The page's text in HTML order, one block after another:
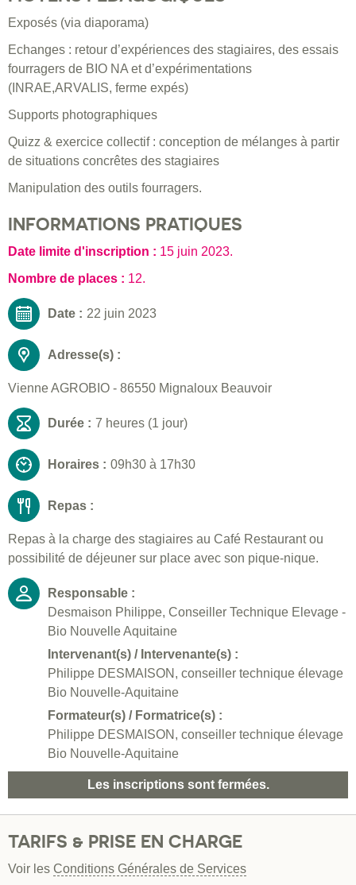
Exposés (via diaporama)
Echanges : retour d’expériences des stagiaires, des essais
fourragers de BIO NA et d’expérimentations
(INRAE,ARVALIS, ferme expés)
Supports photographiques
Quizz & exercice collectif : conception de mélanges à partir
de situations concrêtes des stagiaires
Manipulation des outils fourragers.
INFORMATIONS PRATIQUES
Date limite d'inscription : 15 juin 2023.
Nombre de places : 12.
Date : 22 juin 2023
Adresse(s) :
Vienne AGROBIO - 86550 Mignaloux Beauvoir
Durée : 7 heures (1 jour)
Horaires : 09h30 à 17h30
Repas :
Repas à la charge des stagiaires au Café Restaurant ou
possibilité de déjeuner sur place avec son pique-nique.
Responsable :
Desmaison Philippe, Conseiller Technique Elevage -
Bio Nouvelle Aquitaine
Intervenant(s) / Intervenante(s) :
Philippe DESMAISON, conseiller technique élevage
Bio Nouvelle-Aquitaine
Formateur(s) / Formatrice(s) :
Philippe DESMAISON, conseiller technique élevage
Bio Nouvelle-Aquitaine
Les inscriptions sont fermées.
TARIFS & PRISE EN CHARGE
Voir les Conditions Générales de Services